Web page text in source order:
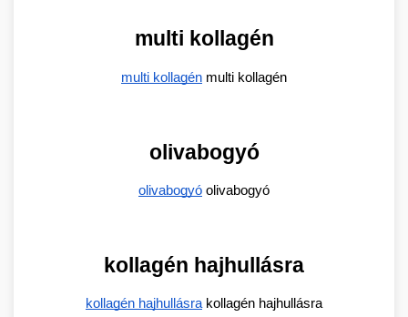
multi kollagén
multi kollagén multi kollagén
olivabogyó
olivabogyó olivabogyó
kollagén hajhullásra
kollagén hajhullásra kollagén hajhullásra